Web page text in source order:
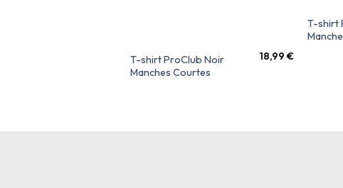
T-shirt ProClub Noir
Manches Courtes
18,99 €
T-shirt